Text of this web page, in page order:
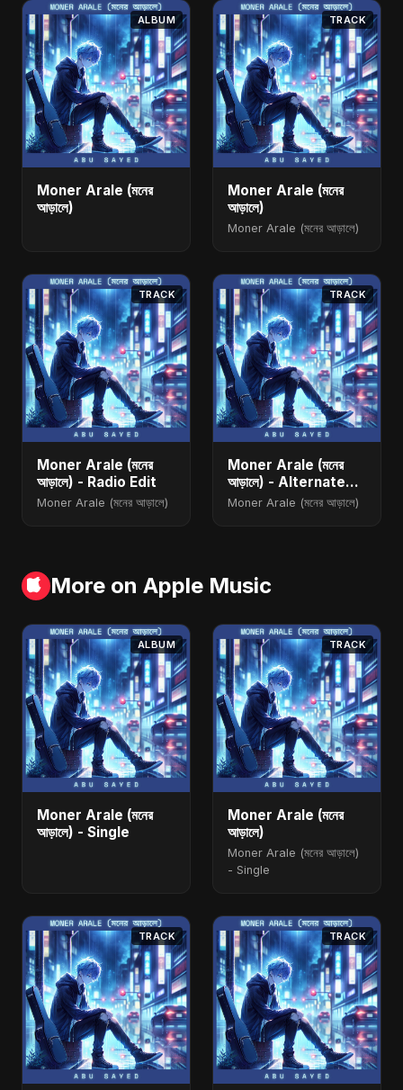
ALBUM
Moner Arale (মনের
আড়ালে)
TRACK
Moner Arale (মনের
আড়ালে)
Moner Arale (মনের আড়ালে)
TRACK
Moner Arale (মনের
আড়ালে) - Radio Edit
Moner Arale (মনের আড়ালে)
TRACK
Moner Arale (মনের
আড়ালে) - Alternate
Version
Moner Arale (মনের আড়ালে)
More on Apple Music
ALBUM
Moner Arale (মনের
আড়ালে) - Single
TRACK
Moner Arale (মনের
আড়ালে)
Moner Arale (মনের আড়ালে)
- Single
TRACK TRACK